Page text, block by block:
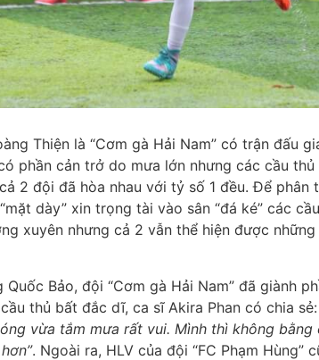
Thiện là “Cơm gà Hải Nam” có trận đấu
phần cản trở do mưa lớn nhưng các cầu
2 đội đã hòa nhau với tỷ số 1 đều. Để phân
dày” xin trọng tài vào sân “đá ké” các
xuyên nhưng cả 2 vẫn thể hiện được
Bảo, đội “Cơm gà Hải Nam” đã giành
thủ bất đắc dĩ, ca sĩ Akira Phan có chia sẻ:
vừa tắm mưa rất vui. Mình thì không
. Ngoài ra, HLV của đội “FC Phạm Hùng”